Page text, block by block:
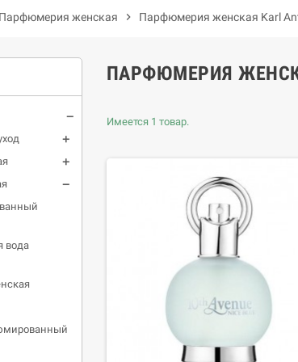
Парфюмерия женская chevron_right Парфюмерия женская Karl
вода
ПАРФЮМЕРИЯ
Имеется 1 товар.